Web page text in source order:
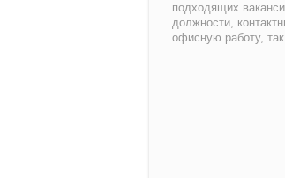
подходящих
должности,
офисную работу,